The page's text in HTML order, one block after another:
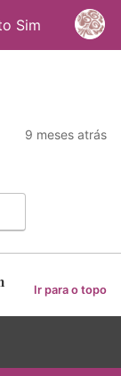
Sim
9 meses atrás
Ir para o topo